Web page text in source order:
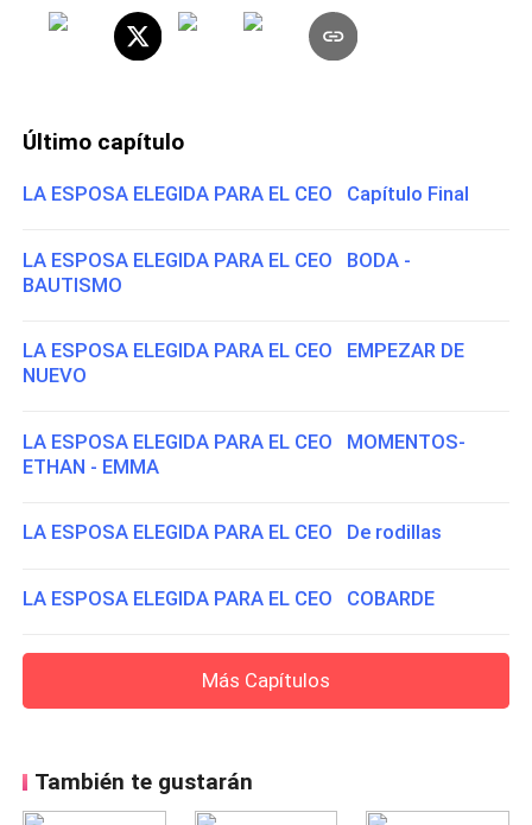
Último capítulo
LA ESPOSA ELEGIDA PARA EL CEO Capítulo Final
LA ESPOSA ELEGIDA PARA EL CEO BODA -
BAUTISMO
LA ESPOSA ELEGIDA PARA EL CEO EMPEZAR DE
NUEVO
LA ESPOSA ELEGIDA PARA EL CEO MOMENTOS-
ETHAN - EMMA
LA ESPOSA ELEGIDA PARA EL CEO De rodillas
LA ESPOSA ELEGIDA PARA EL CEO COBARDE
Más Capítulos
También te gustarán